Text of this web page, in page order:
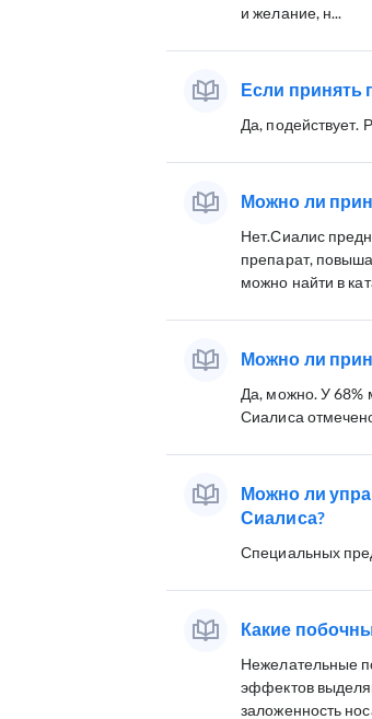
и желание, н...
Если принять
Да, подействует.
Можно ли
Нет.Сиалис
препарат,
можно найти в
Можно ли
Да, можно. У 68%
Сиалиса
Можно ли
Сиалиса?
Специальных
Какие
Нежелательные
эффектов
заложенность